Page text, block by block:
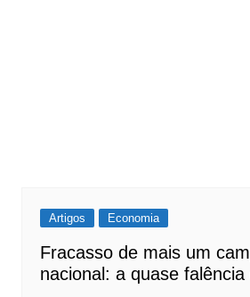
Artigos Economia
Fracasso de mais um
nacional: a quase falência